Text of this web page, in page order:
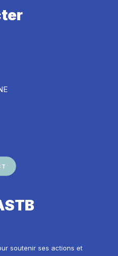
soutenir ses actions et